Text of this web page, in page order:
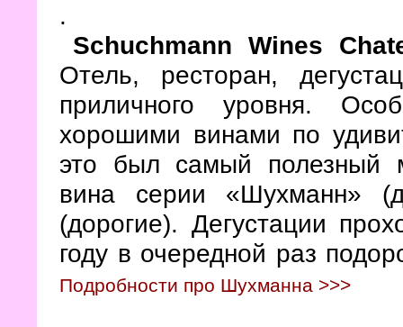
.
Schuchmann Wines
Отель, ресторан,
приличного уровня.
хорошими винами по
это был самый полезный
вина серии «Шухманн»
(дорогие). Дегустации
году в очередной раз
Подробности про Шухманна >>>